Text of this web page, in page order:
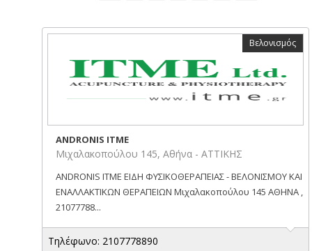
Βελονισμός
ANDRONIS ITME
Μιχαλακοπούλου 145, Αθήνα - ΑΤΤΙΚΗΣ
ANDRONIS ITME ΕΙΔΗ ΦΥΣΙΚΟΘΕΡΑΠΕΙΑΣ - ΒΕΛΟΝΙΣΜΟΥ ΚΑΙ
ΕΝΑΛΛΑΚΤΙΚΩΝ ΘΕΡΑΠΕΙΩΝ Μιχαλακοπούλου 145 ΑΘΗΝΑ ,
21077788...
Τηλέφωνο: 2107778890